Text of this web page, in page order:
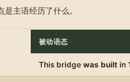
主语经历了什么。
被动语态
This bridge was built in